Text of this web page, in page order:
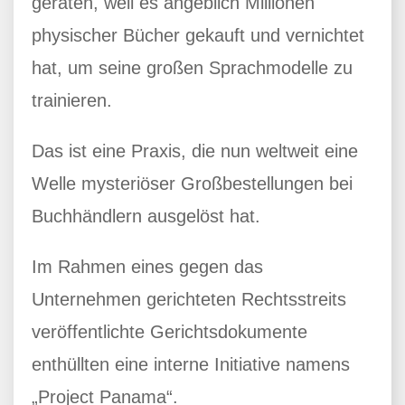
physischer Bücher gekauft und vernichtet
hat, um seine großen Sprachmodelle zu
trainieren.
Das ist eine Praxis, die nun weltweit eine
Welle mysteriöser Großbestellungen bei
Buchhändlern ausgelöst hat.
Im Rahmen eines gegen das
Unternehmen gerichteten Rechtsstreits
veröffentlichte Gerichtsdokumente
enthüllten eine interne Initiative namens
„Project Panama“.